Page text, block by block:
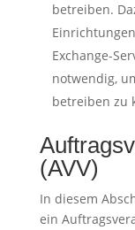
betreiben.
Exchange-
notwendig,
betreiben zu
(AVV)
In diesem
ein